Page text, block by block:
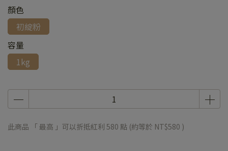
顏色
初綻粉
容量
1kg
此商品 「 最高 」可以折抵紅利 580 點 (約等於 NT$580 )